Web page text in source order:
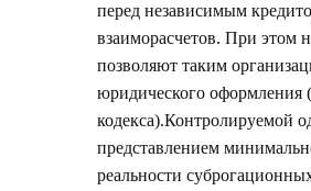
перед независимым
взаиморасчетов. При этом
позволяют таким
юридического оформления
кодекса).Контролируемой
представлением
реальности